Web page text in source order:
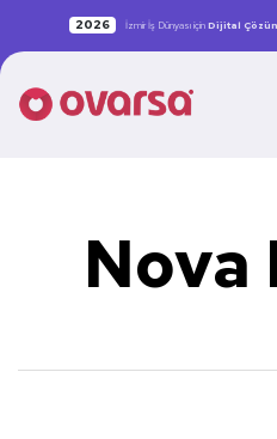
2026 İzmir İş Dünyası için Dijital
Nova